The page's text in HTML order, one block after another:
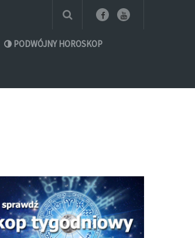
PODWÓJNY HOROSKOP